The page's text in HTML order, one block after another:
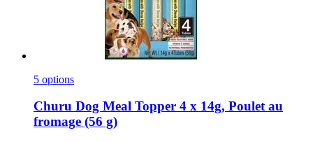
5 options
Churu Dog Meal Topper 4 x 14g, Poulet au
fromage (56 g)